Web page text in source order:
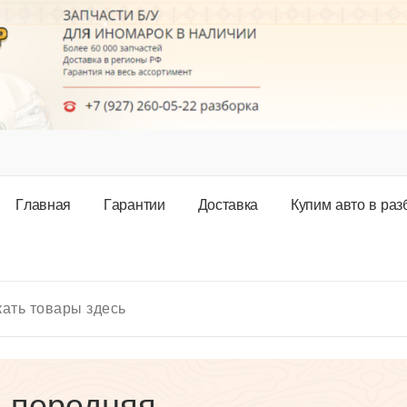
Главная Гарантии Доставка Купим авто в раз